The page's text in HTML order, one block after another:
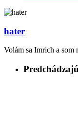
hater
Volám sa Imrich a